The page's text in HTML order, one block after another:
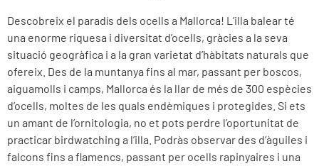
Descobreix el paradís dels ocells a Mallorca! L’illa balear té
una enorme riquesa i diversitat d’ocells, gràcies a la seva
situació geogràfica i a la gran varietat d’hàbitats naturals que
ofereix. Des de la muntanya fins al mar, passant per boscos,
aiguamolls i camps, Mallorca és la llar de més de 300 espècies
d’ocells, moltes de les quals endèmiques i protegides. Si ets
un amant de l’ornitologia, no et pots perdre l’oportunitat de
practicar birdwatching a l’illa. Podràs observar des d’àguiles i
falcons fins a flamencs, passant per ocells rapinyaires i una